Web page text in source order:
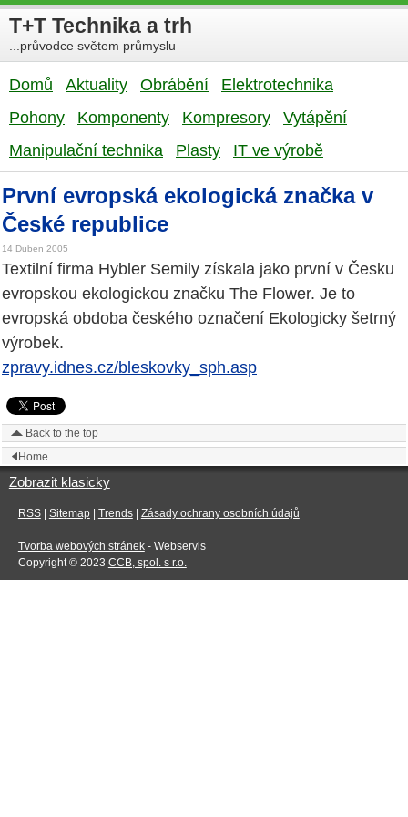
T+T Technika a trh
...průvodce světem průmyslu
Domů Aktuality Obrábění
Elektrotechnika
Pohony
Komponenty Kompresory
Vytápění
Manipulační technika
Plasty IT ve výrobě
První evropská ekologická značka v
České republice
14 Duben 2005
Textilní firma Hybler Semily získala jako první v Česku
evropskou ekologickou značku The Flower. Je to
evropská obdoba českého označení Ekologicky šetrný
výrobek.
zpravy.idnes.cz/bleskovky_sph.asp
Back to the top
Home
Zobrazit klasicky
RSS| Sitemap| Trends| Zásady ochrany osobních údajů
Tvorba webových stránek- Webservis
Copyright © 2023 CCB, spol. s r.o.